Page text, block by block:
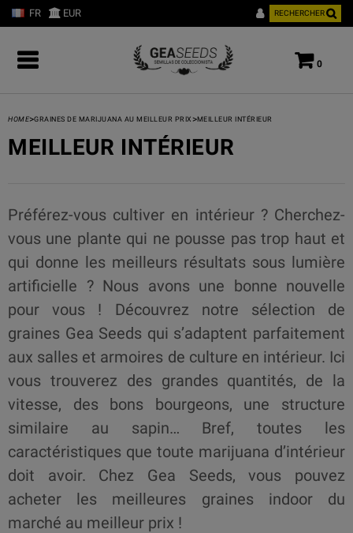
FR EUR RECHERCHER
0
HOME>GRAINES DE MARIJUANA AU MEILLEUR PRIX >MEILLEUR INTÉRIEUR
MEILLEUR INTÉRIEUR
Préférez-vous cultiver en intérieur ? Cherchez-
vous une plante qui ne pousse pas trop haut et
qui donne les meilleurs résultats sous lumière
artificielle ? Nous avons une bonne nouvelle
pour vous ! Découvrez notre sélection de
graines Gea Seeds qui s’adaptent parfaitement
aux salles et armoires de culture en intérieur. Ici
vous trouverez des grandes quantités, de la
vitesse, des bons bourgeons, une structure
similaire au sapin… Bref, toutes les
caractéristiques que toute marijuana d’intérieur
doit avoir. Chez Gea Seeds, vous pouvez
acheter les meilleures graines indoor du
marché au meilleur prix !